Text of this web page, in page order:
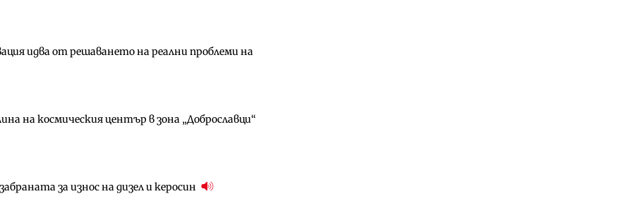
идва от решаването на реални проблеми на
на космическия център в зона „Доброславци“
за износ на дизел и керосин
още няколко седмици, ако сушата продължи
придобиване на Euroapi Italy
план за магистралата Русе – Велико
продължава да се охлажда (Графика)
оценки на имотите може да бъдат
езеро става част от бъдещата магистрала